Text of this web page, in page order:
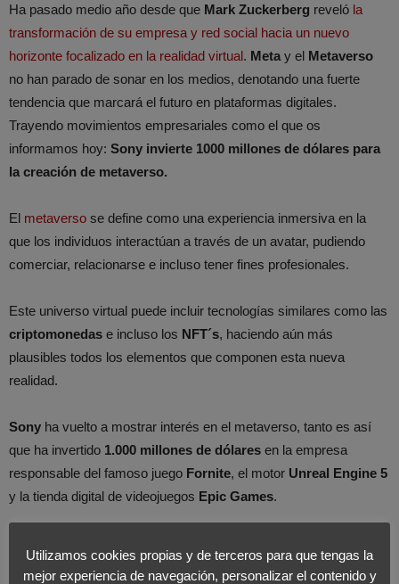
Ha pasado medio año desde que Mark Zuckerberg reveló la
transformación de su empresa y red social hacia un nuevo
horizonte focalizado en la realidad virtual. Meta y el Metaverso
no han parado de sonar en los medios, denotando una fuerte
tendencia que marcará el futuro en plataformas digitales.
Trayendo movimientos empresariales como el que os
informamos hoy: Sony invierte 1000 millones de dólares para
la creación de metaverso.
El metaverso se define como una experiencia inmersiva en la
que los individuos interactúan a través de un avatar, pudiendo
comerciar, relacionarse e incluso tener fines profesionales.
Este universo virtual puede incluir tecnologías similares como las
criptomonedas e incluso los NFT´s, haciendo aún más
plausibles todos los elementos que componen esta nueva
realidad.
Sony ha vuelto a mostrar interés en el metaverso, tanto es así
que ha invertido 1.000 millones de dólares en la empresa
responsable del famoso juego Fornite, el motor Unreal Engine 5
y la tienda digital de videojuegos Epic Games.
Utilizamos cookies propias y de terceros para que tengas la
mejor experiencia de navegación, personalizar el contenido y